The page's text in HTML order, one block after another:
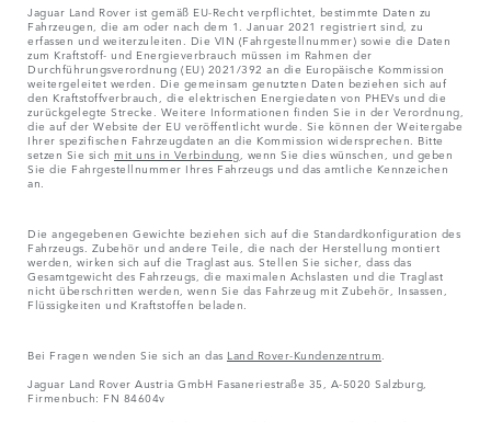
Jaguar Land Rover ist gemäß EU-Recht verpflichtet, bestimmte Daten zu
Fahrzeugen, die am oder nach dem 1. Januar 2021 registriert sind, zu
erfassen und weiterzuleiten. Die VIN (Fahrgestellnummer) sowie die Daten
zum Kraftstoff- und Energieverbrauch müssen im Rahmen der
Durchführungsverordnung (EU) 2021/392 an die Europäische Kommission
weitergeleitet werden. Die gemeinsam genutzten Daten beziehen sich auf
den Kraftstoffverbrauch, die elektrischen Energiedaten von PHEVs und die
zurückgelegte Strecke. Weitere Informationen finden Sie in der Verordnung,
die auf der Website der EU veröffentlicht wurde. Sie können der Weitergabe
Ihrer spezifischen Fahrzeugdaten an die Kommission widersprechen. Bitte
setzen Sie sich mit uns in Verbindung , wenn Sie dies wünschen, und geben
Sie die Fahrgestellnummer Ihres Fahrzeugs und das amtliche Kennzeichen
an.
Die angegebenen Gewichte beziehen sich auf die Standardkonfiguration des
Fahrzeugs. Zubehör und andere Teile, die nach der Herstellung montiert
werden, wirken sich auf die Traglast aus. Stellen Sie sicher, dass das
Gesamtgewicht des Fahrzeugs, die maximalen Achslasten und die Traglast
nicht überschritten werden, wenn Sie das Fahrzeug mit Zubehör, Insassen,
Flüssigkeiten und Kraftstoffen beladen.
Bei Fragen wenden Sie sich an das Land Rover-Kundenzentrum
Jaguar Land Rover Austria GmbH Fasaneriestraße 35, A-5020 Salzburg,
Firmenbuch: FN 84604v